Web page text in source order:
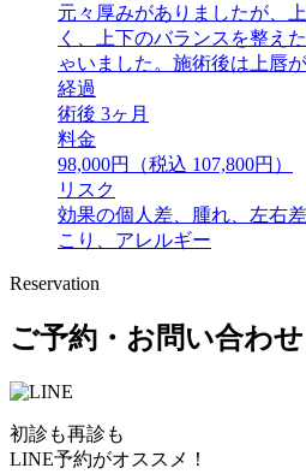
元々厚みがありましたが、
く、上下のバランスを整え
ゃいました。施術後は上
経過
術後 3ヶ月
料金
98,000円（税込 107,800円）
リスク
効果の個人差、腫れ、左右
こり、アレルギー
Reservation
ご予約・お問い合わせ
初診も再診も
LINE予約がオススメ！